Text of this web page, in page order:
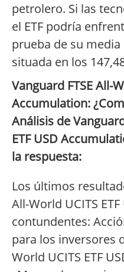
petrolero. Si las
el ETF podría
prueba de su
situada en los
Vanguard FTSE All-
Accumulation:
Análisis de
ETF USD
la respuesta:
Los últimos
All-World UCITS
contundentes:
para los inversores
World UCITS ETF